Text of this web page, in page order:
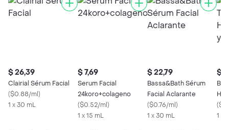
$ 26,39
Clairial Sérum Facial
($0.88/ml)
1 x 30 mL
$ 7,69
Serum Facial
24koro+colageno
($0.52/ml)
1 x 15 mL
$ 22,79
Bassa&Bath Sérum
Facial Aclarante
($0.76/ml)
1 x 30 mL
$
(
1 X